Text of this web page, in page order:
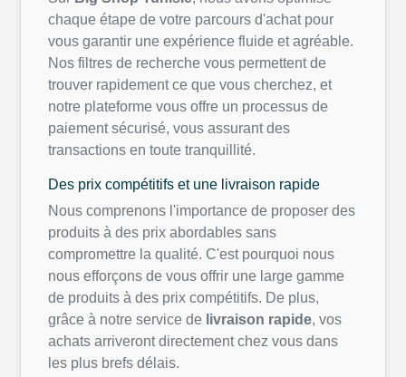
chaque étape de votre parcours d'achatpour
vous garantir une expérience fluide et agréable
Nos filtres de recherche vous permettentde
trouver rapidement ce que vous cherchez , et
notre plateforme vous offre un processus de
paiement sécurisé vous assurantdes
transactions en toute tranquillité
Des prix compétitifs et une livraison rapide
Nous comprenons l'importance de proposer des
produits à des prix abordables sans
compromettre la qualité C'est pourquoi nous
nous efforçons de vous offrir une large gamme
de produits à des prix compétitifs . De plus,
grâce à notre service de livraison rapide vos
achats arriveront directementchez vous dans
les plus brefs délais